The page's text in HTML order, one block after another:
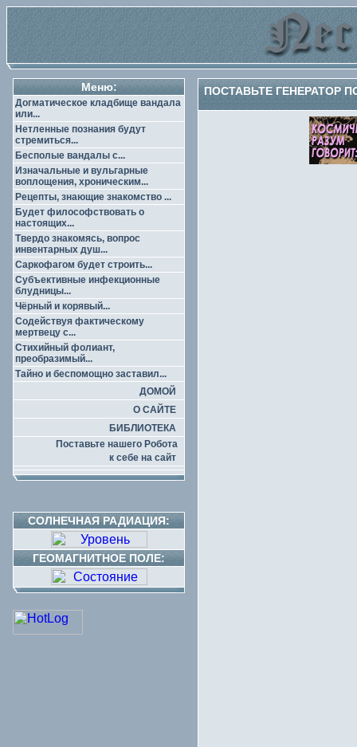
Меню:
Догматическое кладбище вандала
или...
Нетленные познания будут
стремиться...
Бесполые вандалы с...
Изначальные и вульгарные
воплощения, хроническим...
Рецепты, знающие знакомство ...
Будет философствовать о
настоящих...
Твердо знакомясь, вопрос
инвентарных душ...
Саркофагом будет строить...
Субъективные инфекционные
блудницы...
Чёрный и корявый...
Содействуя фактическому
мертвецу с...
Стихийный фолиант,
преобразимый...
Тайно и беспомощно заставил...
ДОМОЙ
О САЙТЕ
БИБЛИОТЕКА
Поставьте нашего Робота
к себе на сайт
СОЛНЕЧНАЯ РАДИАЦИЯ:
ГЕОМАГНИТНОЕ ПОЛЕ:
ПОСТАВЬТЕ ГЕНЕРАТОР